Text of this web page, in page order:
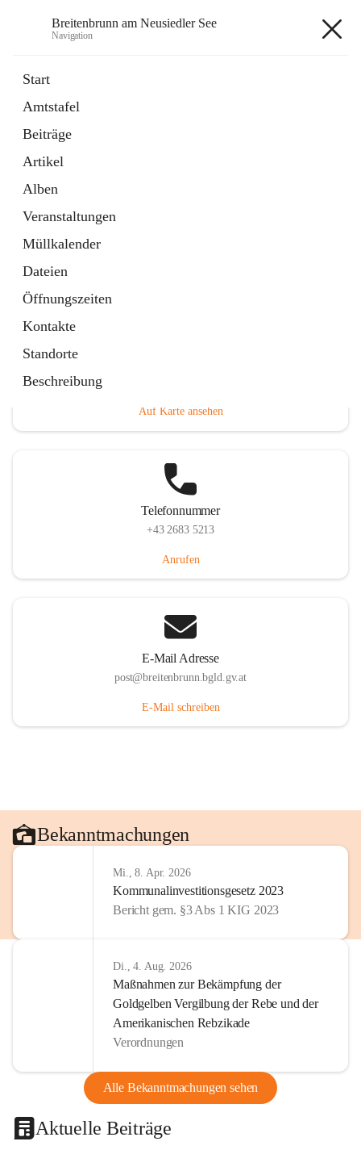
Breitenbrunn am Neusiedler See
Navigation
Start
Amtstafel
Beiträge
Artikel
Alben
Veranstaltungen
Müllkalender
Dateien
Öffnungszeiten
Kontakte
Standorte
Beschreibung
18 Schnellzugriffe
Gemeindeservice
Auf Karte ansehen
Telefonnummer
+43 2683 5213
Anrufen
E-Mail Adresse
post@breitenbrunn.bgld.gv.at
E-Mail schreiben
Bekanntmachungen
Mi., 8. Apr. 2026
Kommunalinvestitionsgesetz 2023
Bericht gem. §3 Abs 1 KIG 2023
Di., 4. Aug. 2026
Maßnahmen zur Bekämpfung der
Goldgelben Vergilbung der Rebe und der
Amerikanischen Rebzikade
Verordnungen
Alle Bekanntmachungen sehen
Aktuelle Beiträge